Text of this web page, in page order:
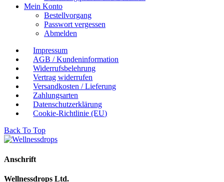
Mein Konto
Bestellvorgang
Passwort vergessen
Abmelden
Impressum
AGB / Kundeninformation
Widerrufsbelehrung
Vertrag widerrufen
Versandkosten / Lieferung
Zahlungsarten
Datenschutzerklärung
Cookie-Richtlinie (EU)
Back To Top
Anschrift
Wellnessdrops Ltd.